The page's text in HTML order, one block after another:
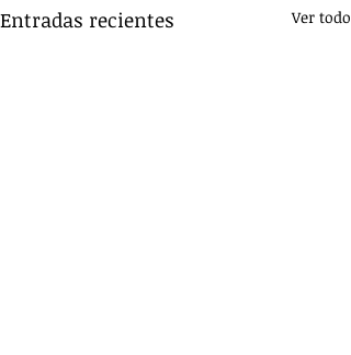
Entradas recientes Ver todo